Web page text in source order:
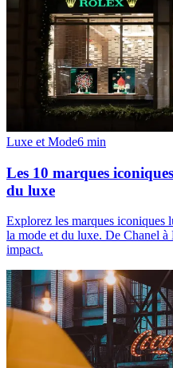
Luxe et Mode6 min
Les 10 marques
du luxe
Explorez les marques iconiques
la mode et du luxe. De Chanel
impact.